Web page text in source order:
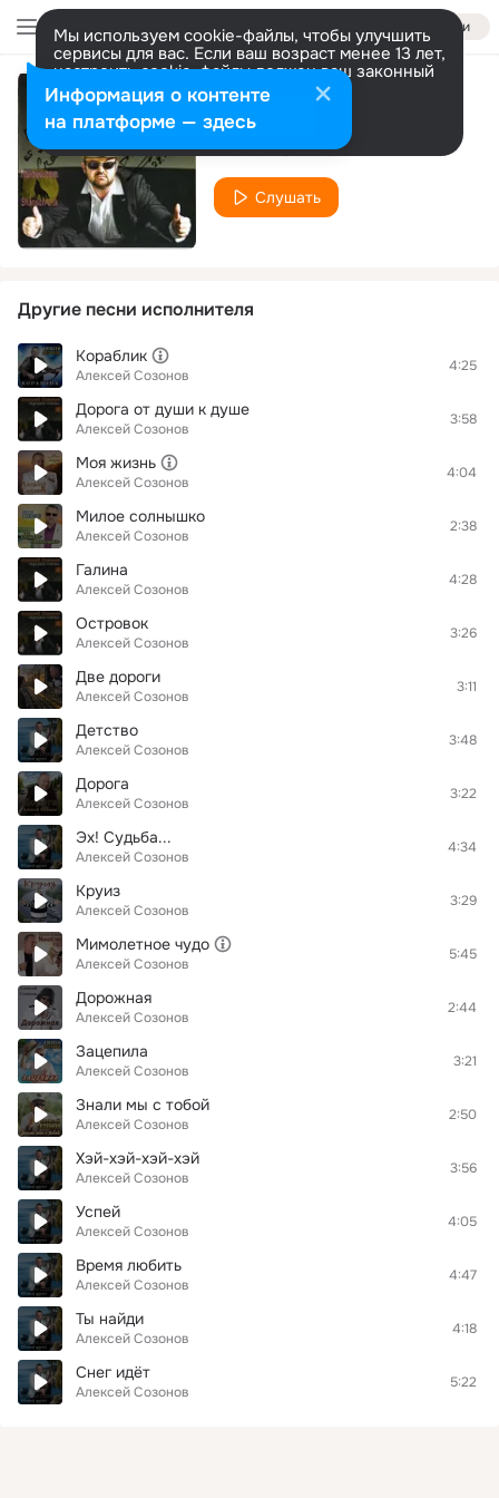
Войти
Мы используем cookie-файлы, чтобы улучшить
сервисы для вас. Если ваш возраст менее 13 лет,
настроить cookie-файлы должен ваш законный
представитель. Больше информации
Разрешить все Настроить
Моя жизнь
Алексей Созонов
Слушать
Другие песни исполнителя
Кораблик
Алексей Созонов
4:25
Дорога от души к душе
Алексей Созонов
3:58
Моя жизнь
Алексей Созонов
4:04
Милое солнышко
Алексей Созонов
2:38
Галина
Алексей Созонов
4:28
Островок
Алексей Созонов
3:26
Две дороги
Алексей Созонов
3:11
Детство
Алексей Созонов
3:48
Дорога
Алексей Созонов
3:22
Эх! Судьба...
Алексей Созонов
4:34
Круиз
Алексей Созонов
3:29
Мимолетное чудо
Алексей Созонов
5:45
Дорожная
Алексей Созонов
2:44
Зацепила
Алексей Созонов
3:21
Знали мы с тобой
Алексей Созонов
2:50
Хэй-хэй-хэй-хэй
Алексей Созонов
3:56
Успей
Алексей Созонов
4:05
Время любить
Алексей Созонов
4:47
Ты найди
Алексей Созонов
4:18
Снег идёт
Алексей Созонов
5:22
Информация о контенте
на платформе — здесь